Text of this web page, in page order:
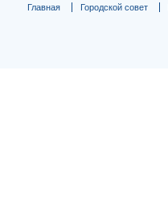
Главная Городской совет